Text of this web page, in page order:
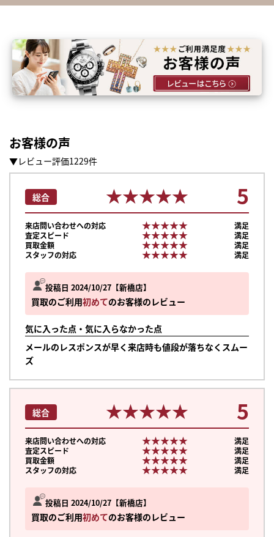
お客様の声
▼レビュー評価1229件
投稿日 2024/10/27 新橋店
買取のご利用初めてのお客様のレビュー
気に入った点・気に入らなかった点
メールのレスポンスが早く来店時も値段が落ちなくスムー
ズ
総合 ★★★★★
★★★★★ 5
来店問い合わせへの対応 ★★★★★
★★★★★
満足
査定スピード
★★★★★
★★★★★
満足
買取金額
★★★★★
★★★★★
満足
スタッフの対応
★★★★★
★★★★★ 満足
投稿日 2024/10/27 新橋店
買取のご利用初めてのお客様のレビュー
総合 ★★★★★
★★★★★ 5
来店問い合わせへの対応 ★★★★★
★★★★★
満足
査定スピード
★★★★★
★★★★★
満足
買取金額
★★★★★
★★★★★
満足
スタッフの対応
★★★★★
★★★★★ 満足